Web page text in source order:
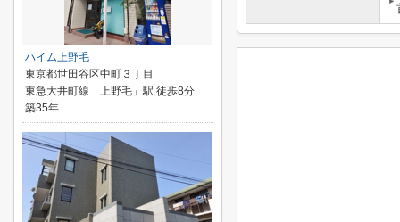
ハイム上野毛
東京都世田谷区中町３丁目
東急大井町線「上野毛」駅 徒歩8分
築35年